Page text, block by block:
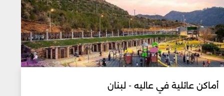
أماكن عائلية في عاليه - لبنان